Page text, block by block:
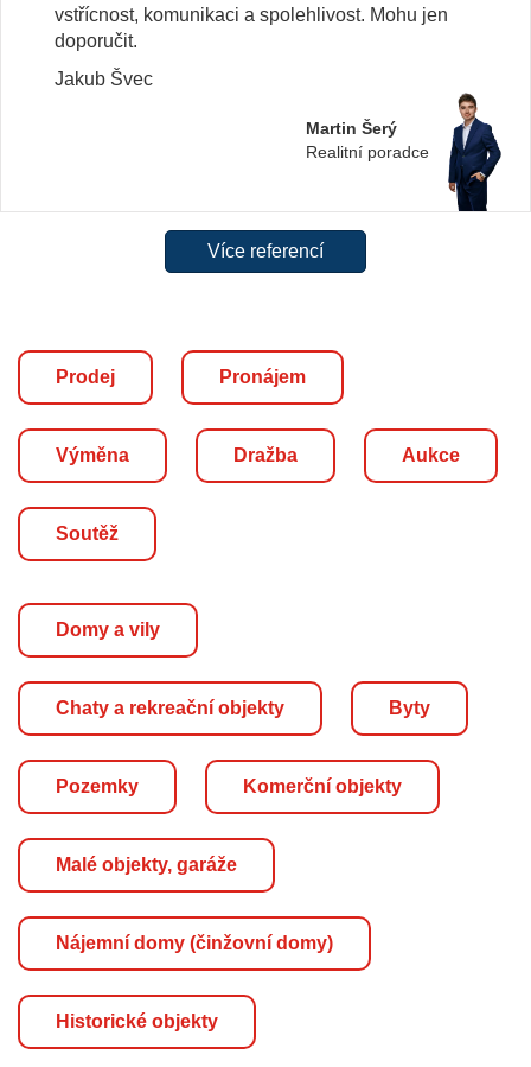
vstřícnost, komunikaci a spolehlivost. Mohu jen
doporučit.
Jakub Švec
Martin Šerý
Realitní poradce
Více referencí
prodej pronájem
výměna dražba aukce
soutěž
Domy a vily
Chaty a rekreační objekty Byty
Pozemky Komerční objekty
Malé objekty, garáže
Nájemní domy (činžovní domy)
Historické objekty